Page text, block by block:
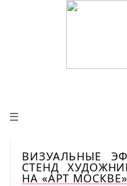
☰
ВИЗУАЛЬНЫЕ
СТЕНД
НА «АРТ МОСКВЕ»